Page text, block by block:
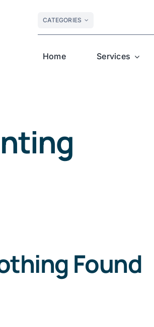
CATEGORIES
Home Services
Found